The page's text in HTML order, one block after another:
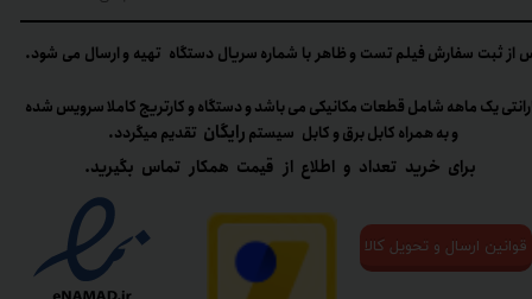
برای خرید تعداد و اطلاع از قیمت همکار تماس بگیرید.
از ثبت سفارش فیلم تست و ظاهر با شماره سریال دستگاه تهیه و ارسال می شود.
یک ماهه شامل قطعات مکانیکی می باشد و دستگاه و کارتریج کاملا سرویس شده
و به همراه کابل برق و کابل سیستم رایگان تقدیم میگردد.​​​​​​​
قوانین ارسال و تحویل کالا